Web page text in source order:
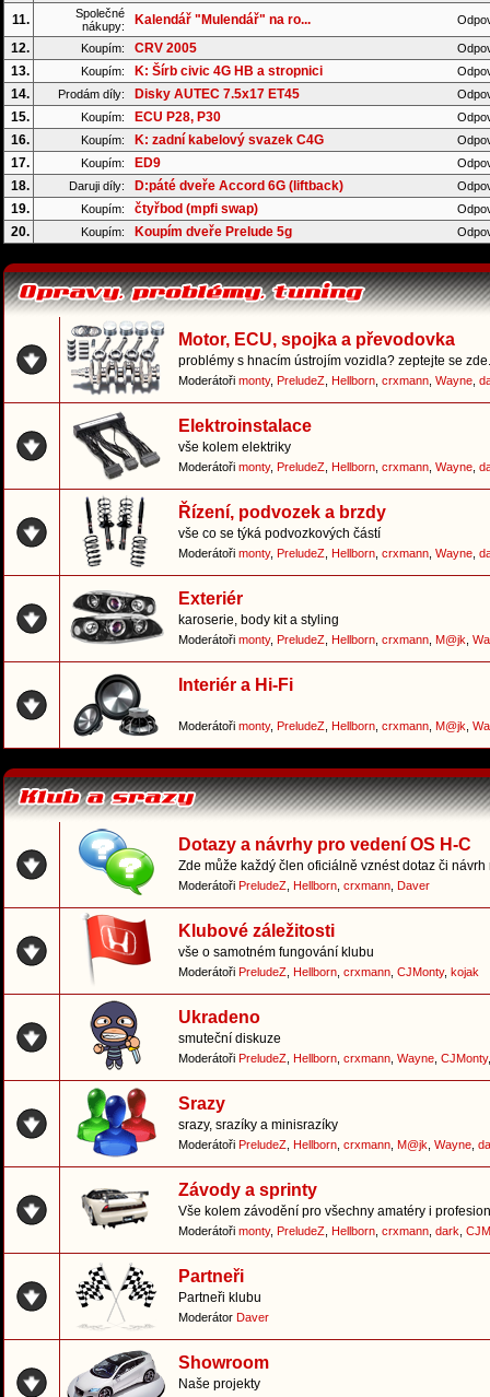
11.
Společné
nákupy:
Kalendář "Mulendář" na ro...
12. Koupím: CRV 2005
13. Koupím: K: Šírb civic 4G HB a stropnici
14. Prodám díly: Disky AUTEC 7.5x17 ET45
15. Koupím: ECU P28, P30
16. Koupím: K: zadní kabelový svazek C4G
17. Koupím: ED9
18. Daruji díly: D:páté dveře Accord 6G (liftback)
19. Koupím: čtyřbod (mpfi swap)
20. Koupím: Koupím dveře Prelude 5g
Motor, ECU, spojka a převodovka
problémy s hnacím ústrojím vozidla? zeptejte se
Moderátoři monty, PreludeZ Hellborn crxmann Wayne
Elektroinstalace
vše kolem elektriky
Moderátoři monty, PreludeZ Hellborn crxmann Wayne
Řízení, podvozek a brzdy
vše co se týká podvozkových částí
Moderátoři monty, PreludeZ Hellborn crxmann Wayne
Exteriér
karoserie, body kit a styling
Moderátoři monty, PreludeZ Hellborn crxmann M@jk
Interiér a Hi-Fi
Moderátoři monty, PreludeZ Hellborn crxmann M@jk
Dotazy a návrhy pro vedení OS H-C
Zde může každý člen oficiálně vznést dotaz či
Moderátoři PreludeZ Hellborn crxmann Daver
Klubové záležitosti
vše o samotném fungování klubu
Moderátoři PreludeZ Hellborn crxmann CJMonty, kojak
Ukradeno
smuteční diskuze
Moderátoři PreludeZ Hellborn crxmann Wayne CJMonty
Srazy
srazy, srazíky a minisrazíky
Moderátoři PreludeZ Hellborn crxmann M@jk Wayne
Závody a sprinty
Vše kolem závodění pro všechny amatéry i
Moderátoři monty, PreludeZ Hellborn crxmann dark
Partneři
Partneři klubu
Moderátor Daver
Showroom
Naše projekty